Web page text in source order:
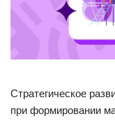
Стратегическое
при формировании